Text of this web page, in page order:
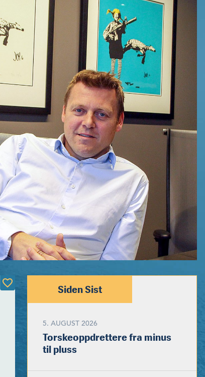
Siden Sist
5. AUGUST 2026
Torskeoppdrettere fra minus
til pluss